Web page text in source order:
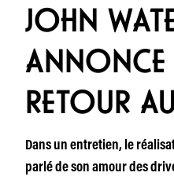
JOHN
RETOUR
Dans un entretien, le
parlé de son amour des